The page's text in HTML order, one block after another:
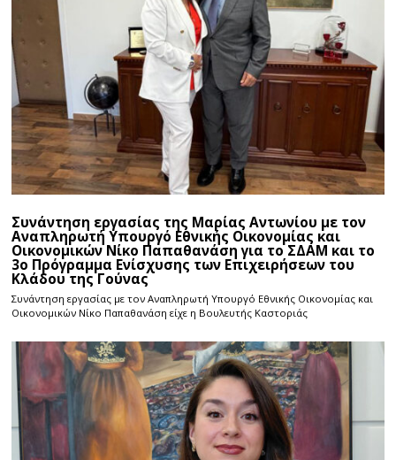
Συνάντηση εργασίας της Μαρίας Αντωνίου με τον
Αναπληρωτή Υπουργό Εθνικής Οικονομίας και
Οικονομικών Νίκο Παπαθανάση για το ΣΔΑΜ και το
3ο Πρόγραμμα Ενίσχυσης των Επιχειρήσεων του
Κλάδου της Γούνας
Συνάντηση εργασίας με τον Αναπληρωτή Υπουργό Εθνικής Οικονομίας και
Οικονομικών Νίκο Παπαθανάση είχε η Βουλευτής Καστοριάς